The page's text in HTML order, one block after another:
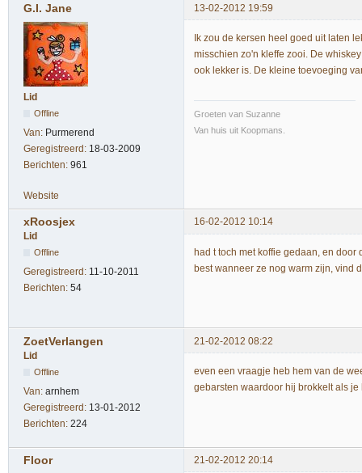
G.I. Jane 13-02-2012 19:59
Lid
Offline
Van: Purmerend
Geregistreerd: 18-03-2009
Berichten: 961
Ik zou de kersen heel goed uit laten
misschien zo'n kleffe zooi. De
ook lekker is. De kleine toevoeging
Groeten van Suzanne
Van huis uit Koopmans.
Website
xRoosjex
16-02-2012 10:14
Lid
Offline
Geregistreerd: 11-10-2011
Berichten: 54
had t toch met koffie gedaan, en door
best wanneer ze nog warm zijn, vind
ZoetVerlangen
21-02-2012 08:22
Lid
Offline
Van: arnhem
Geregistreerd: 13-01-2012
Berichten: 224
even een vraagje heb hem van de
gebarsten waardoor hij brokkelt als
Floor 21-02-2012 20:14